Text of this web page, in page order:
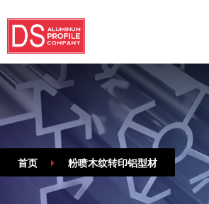
首页 粉喷木纹转印铝型材